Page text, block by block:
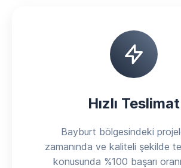
Hızlı Teslimat
Bayburt bölgesindeki
zamanında ve kaliteli şekilde
konusunda %100 başarı